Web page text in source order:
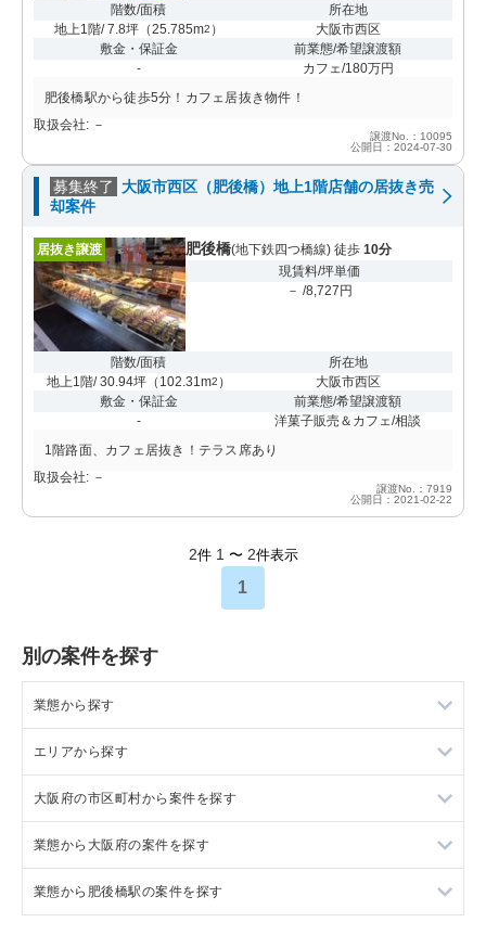
階数/面積
地上1階/ 7.8坪（25.785m2 ）
所在地
大阪市西区
敷金・保証金
-
前業態/希望譲渡額
カフェ/180万円
肥後橋駅から徒歩5分！カフェ居抜き物件！
取扱会社: －
譲渡No.：10095
公開日：2024-07-30
募集終了
大阪市西区（肥後橋）地上1階店舗の居抜き売
却案件
居抜き譲渡 肥後橋(地下鉄四つ橋線) 徒歩 10分
現賃料/坪単価
－ /8,727円
階数/面積
地上1階/ 30.94坪（ 102.31m2 ）
所在地
大阪市西区
敷金・保証金
-
前業態/希望譲渡額
洋菓子販売＆カフェ/相談
1階路面、カフェ居抜き！テラス席あり
取扱会社: －
譲渡No.：7919
公開日：2021-02-22
2件 1 〜 2件表示
1
別の案件を探す
業態から探す
ラーメンの居抜き売却物件の案件一覧
フランス料理の居抜き売却物件の案件一覧
イタリア料理の居抜き売却物件の案件一覧
中華の居抜き売却物件の案件一覧
エリアから探す
東京23区の飲食店の居抜き売却物件の案件一覧
東京都下の飲食店の居抜き売却物件の案件一覧
千葉県の飲食店の居抜き売却物件の案件一覧
大阪府の市区町村から案件を探す
大阪市北区の飲食店の居抜き売却物件の案件一覧
大阪市中央区の飲食店の居抜き売却物件の案件一覧
業態から大阪府の案件を探す
大阪府のラーメンの居抜き売却物件の案件一覧
業態から肥後橋駅の案件を探す